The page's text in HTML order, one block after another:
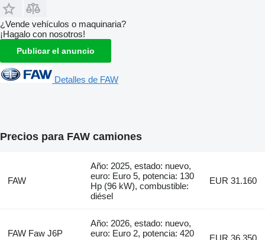
¿Vende vehículos o maquinaria?
¡Hagalo con nosotros!
Publicar el anuncio
Detalles de FAW
Precios para FAW camiones
FAW
Año: 2025, estado: nuevo,
euro: Euro 5, potencia: 130
Hp (96 kW), combustible:
diésel
EUR 31.160
FAW Faw J6P
Año: 2026, estado: nuevo,
euro: Euro 2, potencia: 420
EUR 36.350